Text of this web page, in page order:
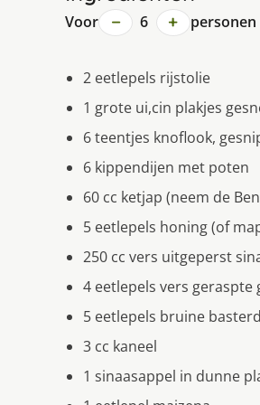
Voor − 6 + personen
2 eetlepels rijstolie
1 grote ui,cin plakjes
6 teentjes knoflook,
6 kippendijen met poten
60 cc ketjap (neem de
5 eetlepels honing (of
250 cc vers uitgeperst
4 eetlepels vers geraspte
5 eetlepels bruine
3 cc kaneel
1 sinaasappel in dunne